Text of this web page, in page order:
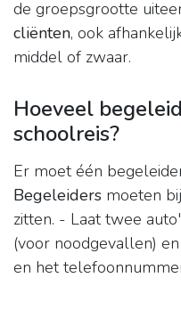
de groepsgrootte
cliënten, ook
middel of zwaar.
Hoeveel
schoolreis?
Er moet één
Begeleiders moeten
zitten. - Laat twee
(voor noodgevallen)
en het